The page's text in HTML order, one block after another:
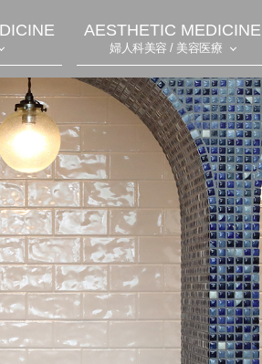
AESTHETIC MEDICINE
婦人科美容 / 美容医療